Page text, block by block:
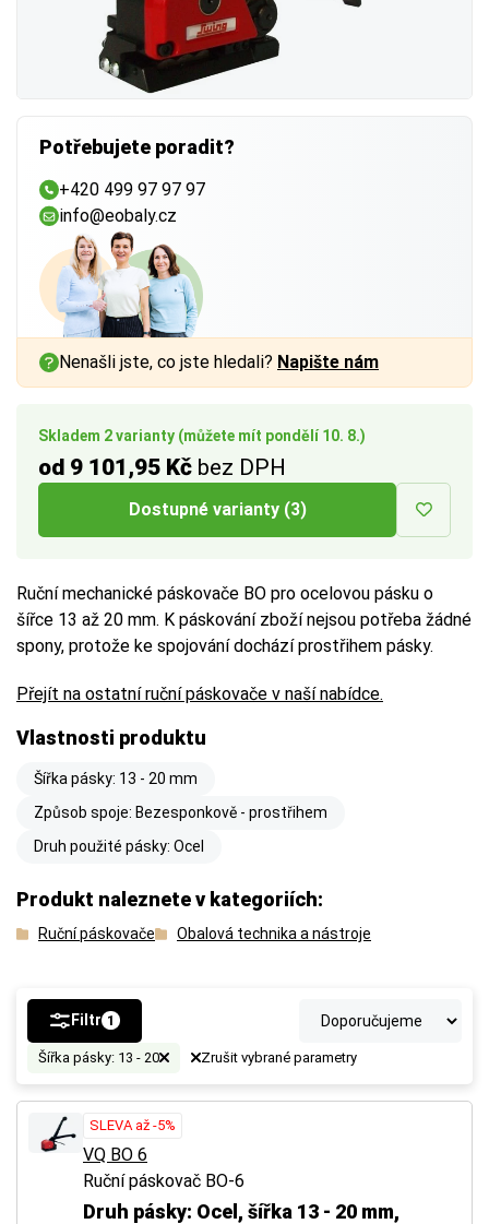
Skladem 2 varianty (můžete mít pondělí 10. 8.)
od 9 101,95 Kč bez DPH
Dostupné varianty (3)
Ruční mechanické páskovače BO pro ocelovou pásku o
šířce 13 až 20 mm. K páskování zboží nejsou potřeba žádné
spony, protože ke spojování dochází prostřihem pásky.
Přejít na ostatní ruční páskovače v naší nabídce.
Vlastnosti produktu
Šířka pásky: 13 - 20 mm
Způsob spoje: Bezesponkově - prostřihem
Druh použité pásky: Ocel
Produkt naleznete v kategoriích:
Ruční páskovače Obalová technika a nástroje
Potřebujete poradit?
+420 499 97 97 97
info@eobaly.cz
Nenašli jste, co jste hledali? Napište nám
Filtr 1
Šířka pásky: 13 - 20 Zrušit vybrané parametry
SLEVA až -5%
VQ BO 6
Ruční páskovač BO-6
Druh pásky: Ocel, šířka 13 - 20 mm,